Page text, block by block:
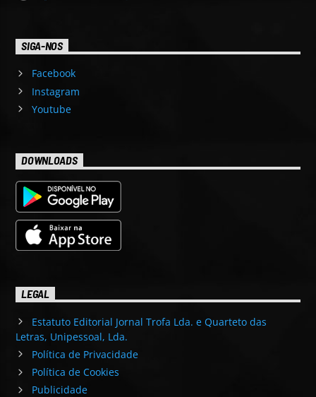
SIGA-NOS
Facebook
Instagram
Youtube
DOWNLOADS
LEGAL
Estatuto Editorial Jornal Trofa Lda. e Quarteto das
Letras, Unipessoal, Lda.
Política de Privacidade
Política de Cookies
Publicidade